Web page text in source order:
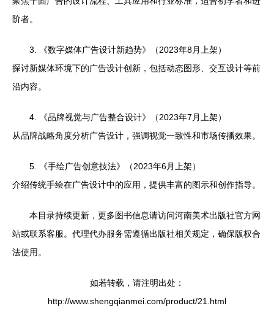
阶者。
3. 《数字媒体广告设计新趋势》（2023年8月上架）
探讨新媒体环境下的广告设计创新，包括动态图形、交互设计等前
沿内容。
4. 《品牌视觉与广告整合设计》（2023年7月上架）
从品牌战略角度分析广告设计，强调视觉一致性和市场传播效果。
5. 《手绘广告创意技法》（2023年6月上架）
介绍传统手绘在广告设计中的应用，提供丰富的图示和创作指导。
本目录持续更新，更多图书信息请访问河南美术出版社官方网
站或联系客服。代理代办服务需遵循出版社相关规定，确保版权合
法使用。
如若转载，请注明出处：
http://www.shengqianmei.com/product/21.html